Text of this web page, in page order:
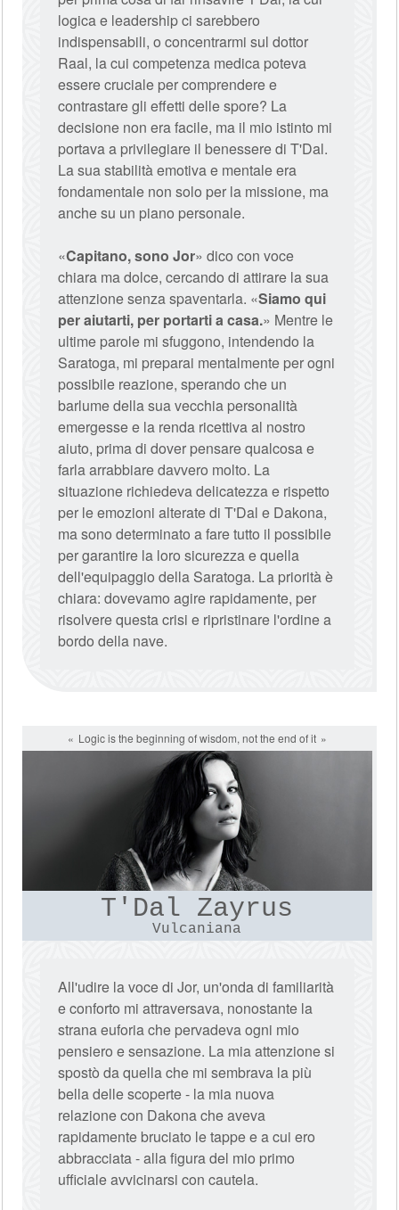
logica e leadership ci sarebbero
indispensabili, o concentrarmi sul dottor
Raal, la cui competenza medica poteva
essere cruciale per comprendere e
contrastare gli effetti delle spore? La
decisione non era facile, ma il mio istinto mi
portava a privilegiare il benessere di T'Dal.
La sua stabilità emotiva e mentale era
fondamentale non solo per la missione, ma
anche su un piano personale.
«Capitano, sono Jor» dico con voce
chiara ma dolce, cercando di attirare la sua
attenzione senza spaventarla. «Siamo qui
per aiutarti, per portarti a casa.» Mentre le
ultime parole mi sfuggono, intendendo la
Saratoga, mi preparai mentalmente per ogni
possibile reazione, sperando che un
barlume della sua vecchia personalità
emergesse e la renda ricettiva al nostro
aiuto, prima di dover pensare qualcosa e
farla arrabbiare davvero molto. La
situazione richiedeva delicatezza e rispetto
per le emozioni alterate di T'Dal e Dakona,
ma sono determinato a fare tutto il possibile
per garantire la loro sicurezza e quella
dell'equipaggio della Saratoga. La priorità è
chiara: dovevamo agire rapidamente, per
risolvere questa crisi e ripristinare l'ordine a
bordo della nave.
Logic is the beginning of wisdom, not the end of it
T'Dal Zayrus
Vulcaniana
All'udire la voce di Jor, un'onda di familiarità
e conforto mi attraversava, nonostante la
strana euforia che pervadeva ogni mio
pensiero e sensazione. La mia attenzione si
spostò da quella che mi sembrava la più
bella delle scoperte - la mia nuova
relazione con Dakona che aveva
rapidamente bruciato le tappe e a cui ero
abbracciata - alla figura del mio primo
ufficiale avvicinarsi con cautela.